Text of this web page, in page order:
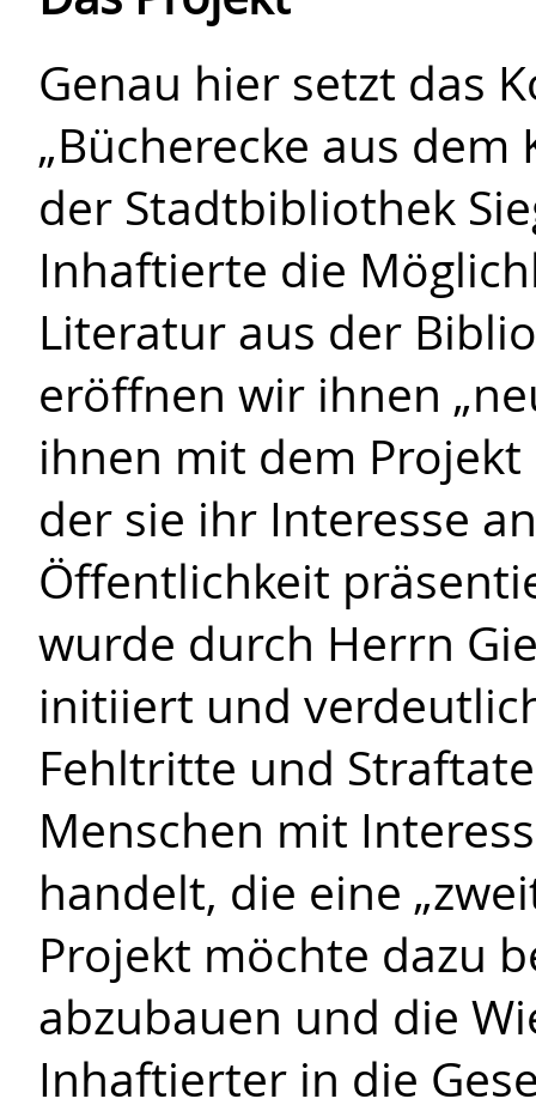
Genau hier setzt das
„Bücherecke aus dem
der Stadtbibliothek
Inhaftierte die
Literatur aus der
eröffnen wir ihnen
ihnen mit dem
der sie ihr Interesse
Öffentlichkeit
wurde durch Herrn
initiiert und
Fehltritte und
Menschen mit
handelt, die eine
Projekt möchte dazu
abzubauen und die
Inhaftierter in die